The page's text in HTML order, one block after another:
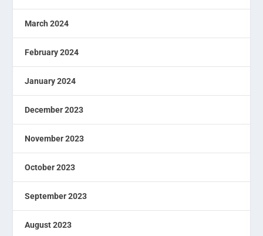
March 2024
February 2024
January 2024
December 2023
November 2023
October 2023
September 2023
August 2023